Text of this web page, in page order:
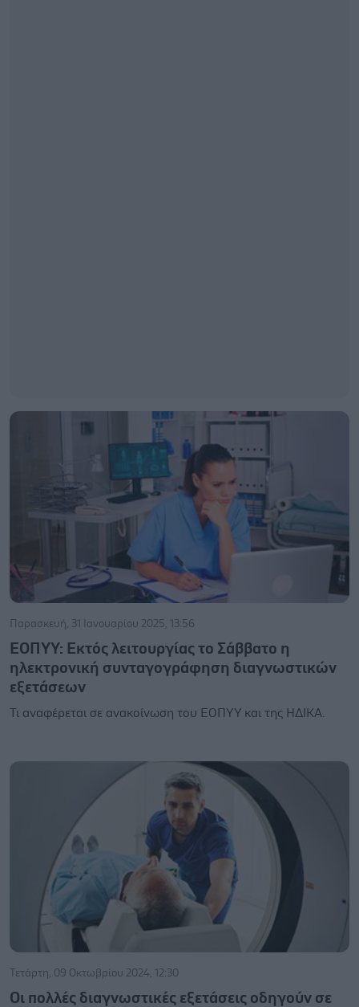
Παρασκευή, 31 Ιανουαρίου 2025, 13:56
ΕΟΠΥΥ: Εκτός λειτουργίας το Σάββατο η
ηλεκτρονική συνταγογράφηση διαγνωστικών
εξετάσεων
Τι αναφέρεται σε ανακοίνωση του ΕΟΠΥΥ και της ΗΔΙΚΑ.
Τετάρτη, 09 Οκτωβρίου 2024, 12:30
Οι πολλές διαγνωστικές εξετάσεις οδηγούν σε